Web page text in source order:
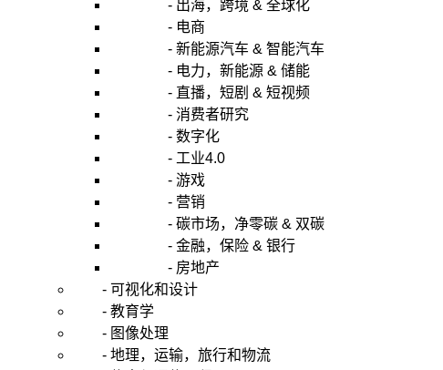
- 出海，跨境 & 全球化
- 电商
- 新能源汽车 & 智能汽车
- 电力，新能源 & 储能
- 直播，短剧 & 短视频
- 消费者研究
- 数字化
- 工业4.0
- 游戏
- 营销
- 碳市场，净零碳 & 双碳
- 金融，保险 & 银行
- 房地产
- 可视化和设计
- 教育学
- 图像处理
- 地理，运输，旅行和物流